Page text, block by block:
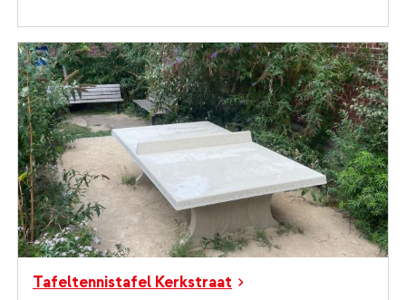
Tafeltennistafel Kerkstraat